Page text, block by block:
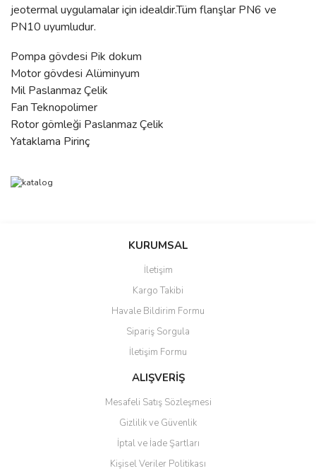
jeotermal uygulamalar için idealdir.Tüm flanşlar PN6 ve
PN10 uyumludur.
Pompa gövdesi Pik dokum
Motor gövdesi Alüminyum
Mil Paslanmaz Çelik
Fan Teknopolimer
Rotor gömleği Paslanmaz Çelik
Yataklama Pirinç
Bu ürüne ilk yorumu siz yapın!
Ürün hakkında henüz soru sorulmamış.
Ürün resmi kalitesiz, bozuk veya görüntülenemiyor.
Ürün açıklamasında eksik bilgiler bulunuyor.
Ürün bilgilerinde hatalar bulunuyor.
Ürün fiyatı diğer sitelerden daha pahalı.
Bu ürüne benzer farklı alternatifler olmalı.
Gönder
KURUMSAL
İletişim
Kargo Takibi
Havale Bildirim Formu
Sipariş Sorgula
İletişim Formu
ALIŞVERİŞ
Mesafeli Satış Sözleşmesi
Gizlilik ve Güvenlik
İptal ve İade Şartları
Kişisel Veriler Politikası